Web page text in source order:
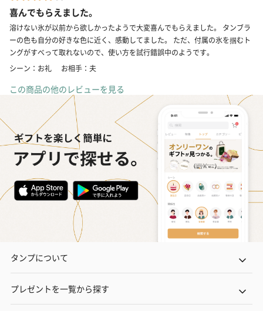
喜んでもらえました。
溶けない氷が以前から欲しかったようで大変喜んでもらえました。 タンブラ
ーの色も自分の好きな色に近く、感動してました。 ただ、付属の氷を掴むト
ングがすべって取れないので、使い方を試行錯誤中のようです。
シーン：お礼
お相手：夫
この商品の他のレビューを見る
タンプについて
プレゼントを一覧から探す